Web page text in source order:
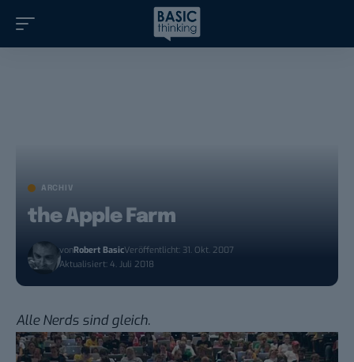
ARCHIV
the Apple Farm
vonRobert BasicVeröffentlicht: 31. Okt. 2007
Aktualisiert: 4. Juli 2018
Alle Nerds sind gleich.